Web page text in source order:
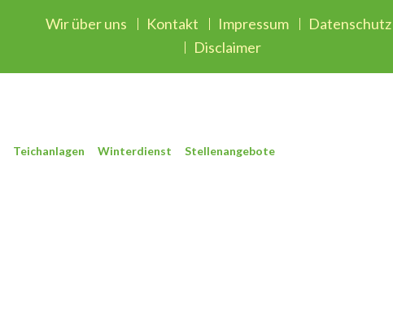
Wir über uns Kontakt Impressum
Datenschutz
Disclaimer
Teichanlagen Winterdienst Stellenangebote